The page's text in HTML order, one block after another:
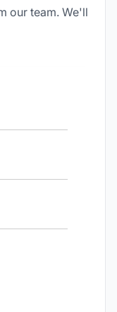
our team. We'll